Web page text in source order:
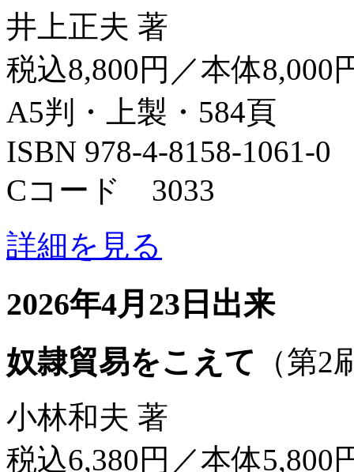
井上正夫 著
税込8,800円／本体8,000
A5判・上製・584頁
ISBN 978-4-8158-1061-0
Cコード 3033
詳細を見る
2026年4月23日出来
奴隷貿易をこえて （第2
小林和夫 著
税込6,380円／本体5,800